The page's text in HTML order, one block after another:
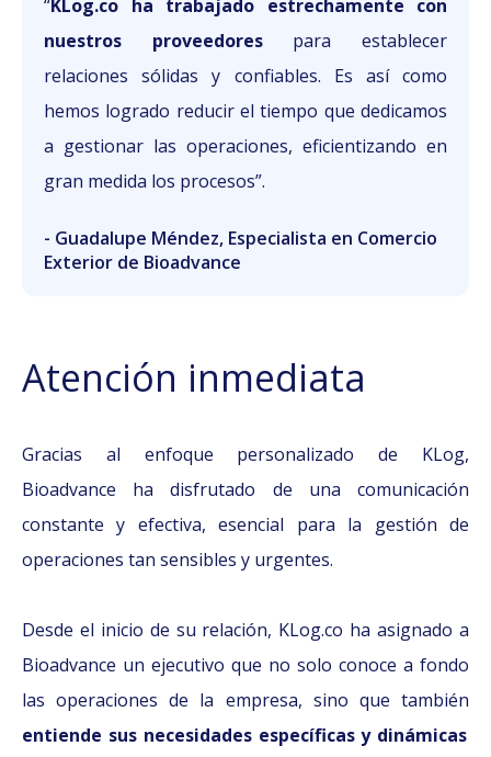
“KLog.co ha trabajado estrechamente con
nuestros proveedorespara establecer
relaciones sólidas y confiables. Es así como
hemos logrado reducir el tiempo que dedicamos
a gestionar las operaciones, eficientizando en
gran medida los procesos”.
- Guadalupe Méndez, Especialista en Comercio
Exterior de Bioadvance
Atención inmediata
Gracias al enfoque personalizado de KLog,
Bioadvance ha disfrutado de una comunicación
constante y efectiva, esencial para la gestión de
operaciones tan sensibles y urgentes.
Desde el inicio de su relación, KLog.co ha asignado a
Bioadvance un ejecutivo que no solo conoce a fondo
las operaciones de la empresa, sino que también
entiende sus necesidades específicas y dinámicas